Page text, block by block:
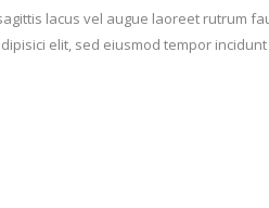
lacus vel augue laoreet rutrum
elit, sed eiusmod tempor